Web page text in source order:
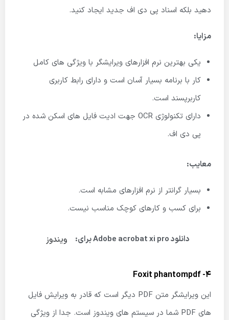
دهید بلکه اسناد پی دی اف جدید ایجاد کنید.
مزایا:
یکی بهترین نرم افزارهای ویرایشگر با ویژگی های کامل
کار با برنامه بسیار آسان است و دارای رابط کاربری
کاربرپسند است.
دارای تکنولوژی OCR جهت ادیت فایل های اسکن شده در
پی دی اف.
معایب:
بسیار گرانتر از نرم افزارهای مشابه است.
برای کسب و کارهای کوچک مناسب نیست.
دانلود Adobe acrobat xi pro برای: ویندوز
4- Foxit phantompdf
این ویرایشگر متن PDF دیگر است که قادر به ویرایش فایل
های PDF شما در سیستم های ویندوز است. جدا از ویژگی